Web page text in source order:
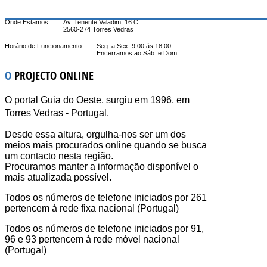
Onde Estamos:
Av. Tenente Valadim, 16 C
2560-274 Torres Vedras
Horário de Funcionamento:
Seg. a Sex. 9.00 ás 18.00
Encerramos ao Sáb. e Dom.
O PROJECTO ONLINE
O portal Guia do Oeste, surgiu em 1996, em
Torres Vedras - Portugal.
Desde essa altura, orgulha-nos ser um dos
meios mais procurados online quando se busca
um contacto nesta região.
Procuramos manter a informação disponível o
mais atualizada possível.
Todos os números de telefone iniciados por 261
pertencem à rede fixa nacional (Portugal)
Todos os números de telefone iniciados por 91,
96 e 93 pertencem à rede móvel nacional
(Portugal)